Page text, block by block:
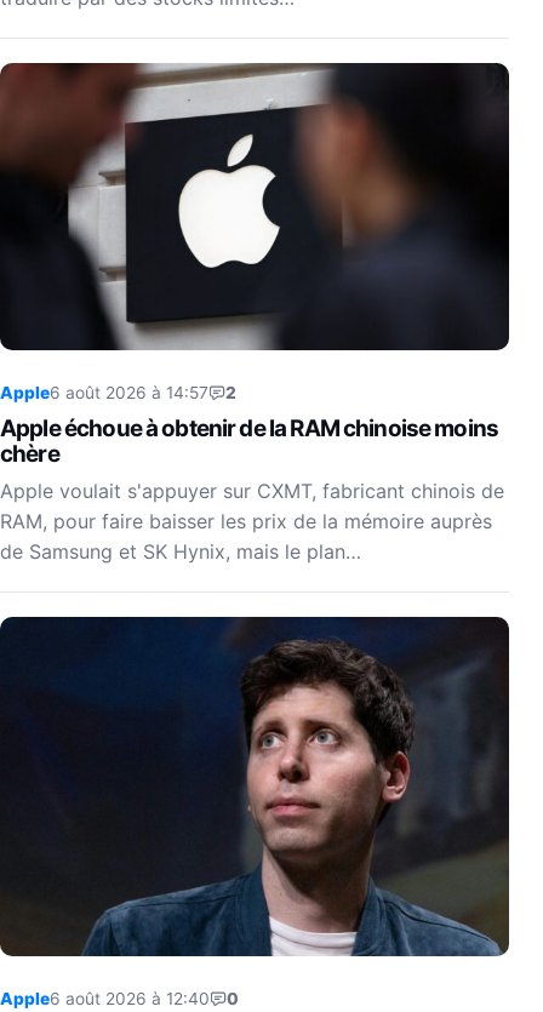
Apple6 août 2026 à 14:57 2
Apple échoue à obtenir de la RAM chinoise moins
chère
Apple voulait s'appuyer sur CXMT, fabricant chinois de
RAM, pour faire baisser les prix de la mémoire auprès
de Samsung et SK Hynix, mais le plan…
Apple6 août 2026 à 12:40 0